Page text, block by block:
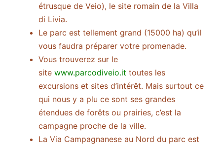
étrusque de Veio), le site romain de la Villa
di Livia.
Le parc est tellement grand (15000 ha) qu’il
vous faudra préparer votre promenade.
Vous trouverez sur le
site www.parcodiveio.it toutes les
excursions et sites d’intérêt. Mais surtout ce
qui nous y a plu ce sont ses grandes
étendues de forêts ou prairies, c’est la
campagne proche de la ville.
La Via Campagnanese au Nord du parc est